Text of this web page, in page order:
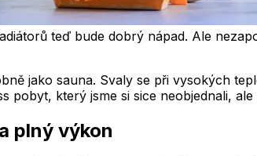
teď bude dobrý nápad. Ale
jako sauna. Svaly se při vysokých
pobyt, který jsme si sice neobjednali,
plný výkon